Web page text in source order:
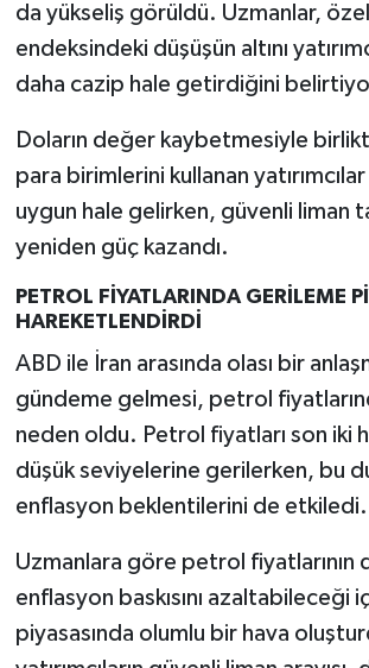
da yükseliş görüldü. Uzmanlar,
endeksindeki düşüşün altını
daha cazip hale getirdiğini
Doların değer kaybetmesiyle
para birimlerini kullanan
uygun hale gelirken, güvenli liman
yeniden güç kazandı.
PETROL FİYATLARINDA GERİLEME
HAREKETLENDİRDİ
ABD ile İran arasında olası bir
gündeme gelmesi, petrol
neden oldu. Petrol fiyatları son iki
düşük seviyelerine gerilerken, bu
enflasyon beklentilerini de etkiledi.
Uzmanlara göre petrol fiyatlarının
enflasyon baskısını azaltabileceği
piyasasında olumlu bir hava